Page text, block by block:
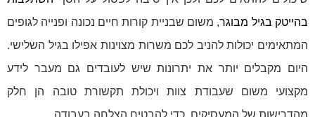
בהייטק בגיל מבוגר, משום שבניית קורות חיים נכונה ופנייה לגופים
המתאימים יכולות להניב לכם משרות מצוינות אפילו בגיל השלישי.
היום מקבלים יותר את יתרונות שיש לעובדים גם מעבר לידע
מקצועי משום שעבודת צוות ויכולת תקשורת טובה הן חלק